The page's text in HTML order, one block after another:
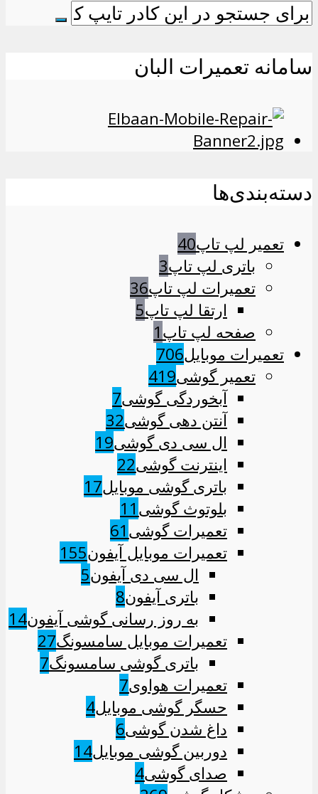
سامانه تعمیرات البان
دسته‌بندی‌ها
تعمیر لپ تاپ40
باتری لپ تاپ3
تعمیرات لپ تاپ36
ارتقا لپ تاپ5
صفحه لپ تاپ1
تعمیرات موبایل706
تعمیر گوشی419
آبخوردگی گوشی7
آنتن دهی گوشی32
ال سی دی گوشی19
اینترنت گوشی22
باتری گوشی موبایل17
بلوتوث گوشی11
تعمیرات گوشی61
تعمیرات موبایل آیفون155
ال سی دی آیفون5
باتری آیفون8
به روز رسانی گوشی آیفون14
تعمیرات موبایل سامسونگ27
باتری گوشی سامسونگ7
تعمیرات هواوی7
حسگر گوشی موبایل4
داغ شدن گوشی6
دوربین گوشی موبایل14
صدای گوشی4